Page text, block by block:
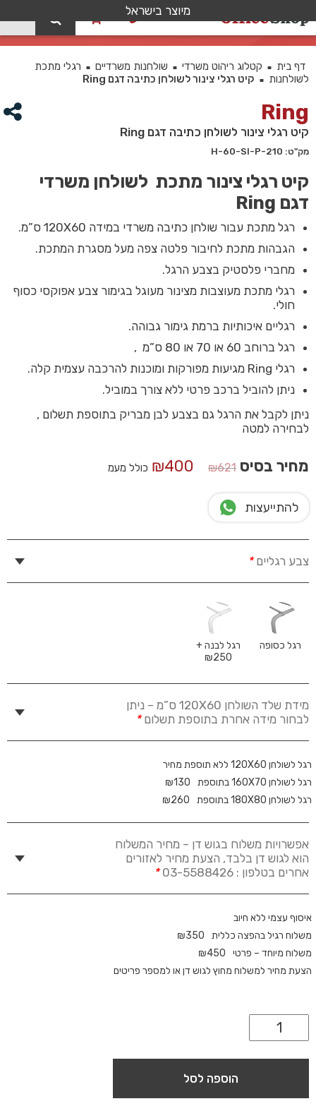
מיוצר בישראל
קיט רגלי צינור לשולחן כתיבה דגם Ring
דף בית ■ קטלוג ריהוט משרדי ■ שולחנות משרדיים ■
רגלי מתכת
לשולחנות
■ קיט רגלי צינור לשולחן כתיבה דגם Ring
Ring
קיט רגלי צינור לשולחן כתיבה דגם Ring
מק"ט: 210-H-60-SI-P
קיט רגלי צינור מתכת לשולחן משרדי
דגם Ring
רגל מתכת עבור שולחן כתיבה משרדי במידה 120X60 ס”מ.
הגבהות מתכת לחיבור פלטה צפה מעל מסגרת המתכת.
מחברי פלסטיק בצבע הרגל.
רגלי מתכת מעוצבות מצינור מעוגל בגימור צבע אפוקסי כסוף
חולי.
רגליים איכותיות ברמת גימור גבוהה.
רגל ברוחב 60 או 70 או 80 ס”מ ,
רגלי Ring מגיעות מפורקות ומוכנות להרכבה עצמית קלה.
ניתן להוביל ברכב פרטי ללא צורך במוביל.
ניתן לקבל את הרגל גם בצבע לבן מבריק בתוספת תשלום ,
לבחירה למטה
מחיר בסיס ₪621
המחיר
₪400
המחיר
כולל מעמ
להתייעצות
צבע רגליים*
רגל כסופה
רגל לבנה +
₪250
מידת שלד השולחן 120X60 ס”מ – ניתן
לבחור מידה אחרת בתוספת תשלום*
רגל לשולחן 120X60 ללא תוספת מחיר
רגל לשולחן 160X70 בתוספת
₪130
רגל לשולחן 180X80 בתוספת
₪260
אפשרויות משלוח בגוש דן – מחיר המשלוח
הוא לגוש דן בלבד, הצעת מחיר לאזורים
אחרים בטלפון : 03-5588426
*
איסוף עצמי ללא חיוב
משלוח רגיל בהפצה כללית
₪350
משלוח מיוחד – פרטי
₪450
הצעת מחיר למשלוח מחוץ לגוש דן או למספר פריטים
הוספה לסל